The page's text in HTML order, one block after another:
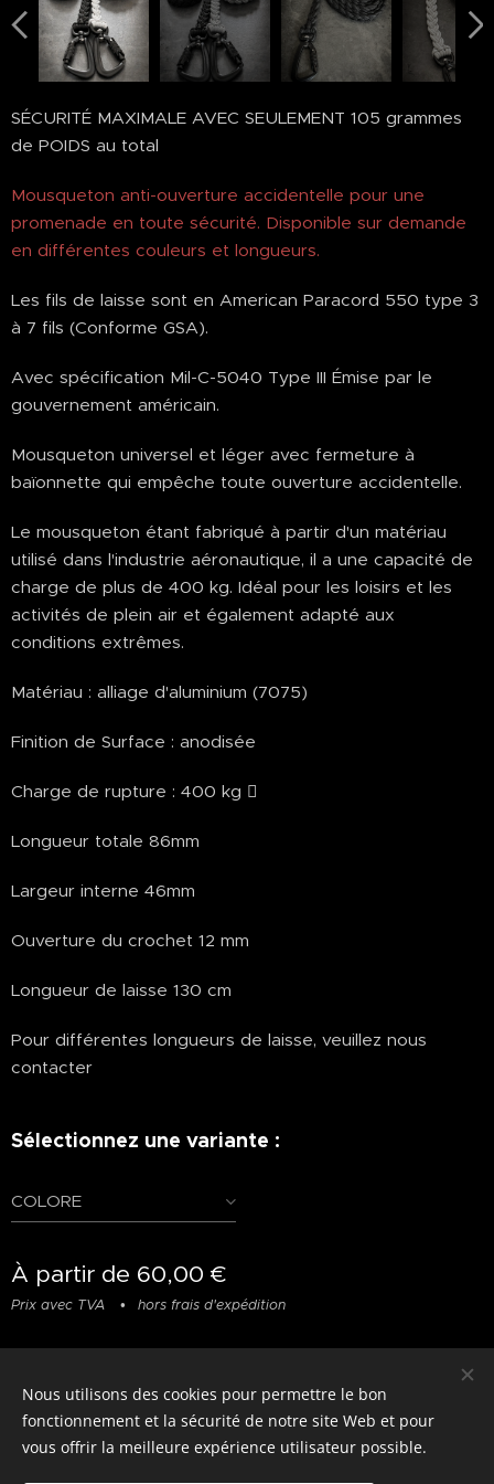
Bianco
SÉCURITÉ MAXIMALE AVEC SEULEMENT 105 grammes
de POIDS au total
Mousqueton anti-ouverture accidentelle pour une
promenade en toute sécurité. Disponible sur demande
en différentes couleurs et longueurs.
Les fils de laisse sont en American Paracord 550 type 3
à 7 fils (Conforme GSA).
Avec spécification Mil-C-5040 Type III Émise par le
gouvernement américain.
Mousqueton universel et léger avec fermeture à
baïonnette qui empêche toute ouverture accidentelle.
Le mousqueton étant fabriqué à partir d'un matériau
utilisé dans l'industrie aéronautique, il a une capacité de
charge de plus de 400 kg. Idéal pour les loisirs et les
activités de plein air et également adapté aux
conditions extrêmes.
Matériau : alliage d'aluminium (7075)
Finition de Surface : anodisée
Charge de rupture : 400 kg 
Longueur totale 86mm
Largeur interne 46mm
Ouverture du crochet 12 mm
Longueur de laisse 130 cm
Pour différentes longueurs de laisse, veuillez nous
contacter
Sélectionnez une variante :
COLORE
À partir de 60,00 €
Prix avec TVA hors frais d'expédition
© photostylist.it- 2026 All rights reserved Cookies
Langues
Nous utilisons des cookies pour permettre le bon
fonctionnement et la sécurité de notre site Web et pour
vous offrir la meilleure expérience utilisateur possible.